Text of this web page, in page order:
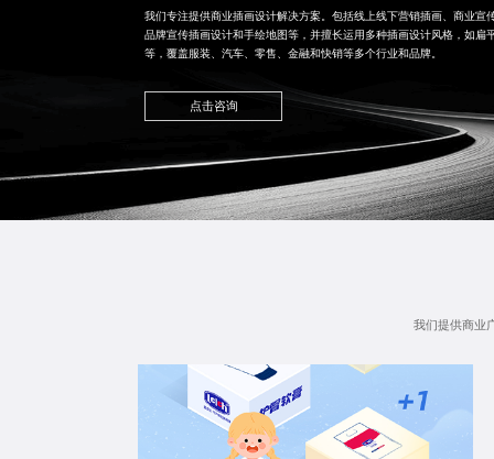
我们专注提供商业插画设计解决方案。包括线上线下营销插画、商业宣
品牌宣传插画设计和手绘地图等，并擅长运用多种插画设计风格，如扁
等，覆盖服装、汽车、零售、金融和快销等多个行业和品牌。
点击咨询
我们提供商业